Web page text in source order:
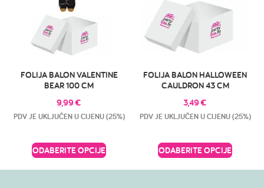
FOLIJA BALON VALENTINE
BEAR 100 CM
9,99€
PDV JE UKLJUČEN U CIJENU (25%)
ODABERITE OPCIJE
FOLIJA BALON HALLOWEEN
CAULDRON 43 CM
3,49€
PDV JE UKLJUČEN U CIJENU (25%)
ODABERITE OPCIJE